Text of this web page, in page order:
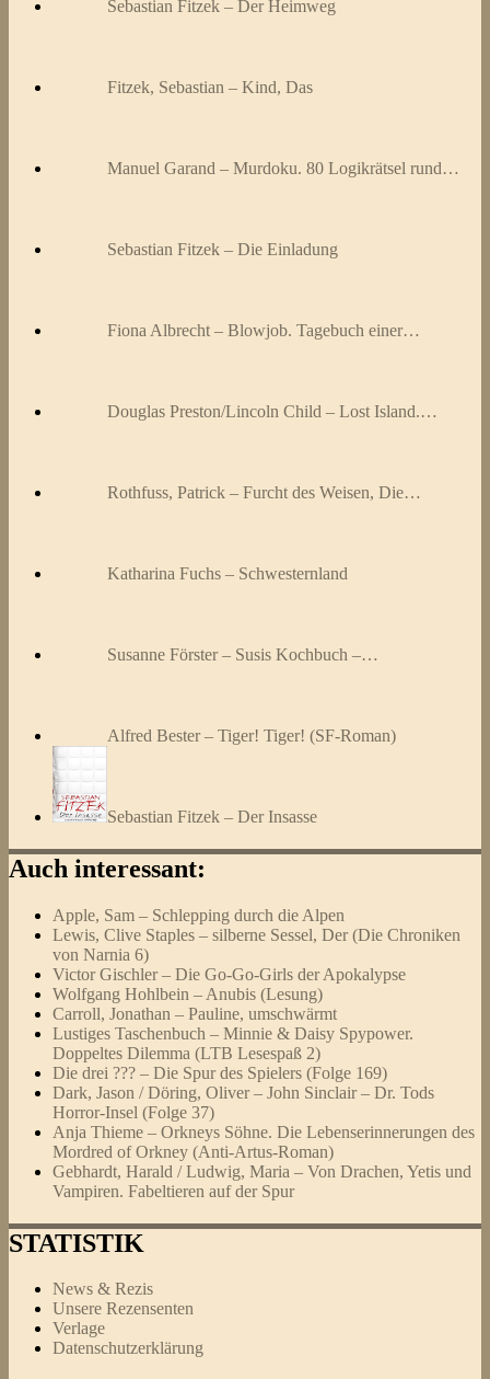
Sebastian Fitzek – Der Heimweg
Fitzek, Sebastian – Kind, Das
Manuel Garand – Murdoku. 80 Logikrätsel rund…
Sebastian Fitzek – Die Einladung
Fiona Albrecht – Blowjob. Tagebuch einer…
Douglas Preston/Lincoln Child – Lost Island.…
Rothfuss, Patrick – Furcht des Weisen, Die…
Katharina Fuchs – Schwesternland
Susanne Förster – Susis Kochbuch –…
Alfred Bester – Tiger! Tiger! (SF-Roman)
Sebastian Fitzek – Der Insasse
Auch interessant:
Apple, Sam – Schlepping durch die Alpen
Lewis, Clive Staples – silberne Sessel, Der (Die Chroniken
von Narnia 6)
Victor Gischler – Die Go-Go-Girls der Apokalypse
Wolfgang Hohlbein – Anubis (Lesung)
Carroll, Jonathan – Pauline, umschwärmt
Lustiges Taschenbuch – Minnie & Daisy Spypower.
Doppeltes Dilemma (LTB Lesespaß 2)
Die drei ??? – Die Spur des Spielers (Folge 169)
Dark, Jason / Döring, Oliver – John Sinclair – Dr. Tods
Horror-Insel (Folge 37)
Anja Thieme – Orkneys Söhne. Die Lebenserinnerungen des
Mordred of Orkney (Anti-Artus-Roman)
Gebhardt, Harald / Ludwig, Maria – Von Drachen, Yetis und
Vampiren. Fabeltieren auf der Spur
STATISTIK
News & Rezis
Unsere Rezensenten
Verlage
Datenschutzerklärung